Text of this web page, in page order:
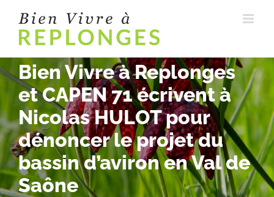
contenu
Bien Vivre à Replonges
et CAPEN 71 écrivent à
Nicolas HULOT pour
dénoncer le projet du
bassin d’aviron en Val de
Saône